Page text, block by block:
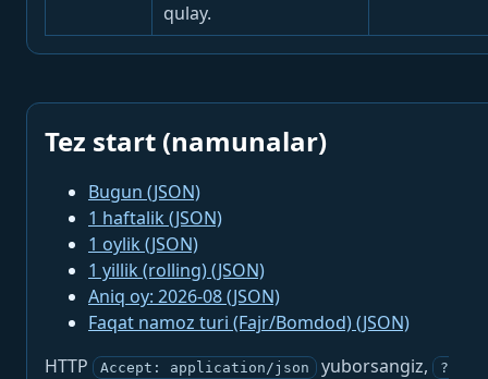
qulay.
Tez start (namunalar)
Bugun (JSON)
1 haftalik (JSON)
1 oylik (JSON)
1 yillik (rolling) (JSON)
Aniq oy: 2026-08 (JSON)
Faqat namoz turi (Fajr/Bomdod) (JSON)
HTTP
Accept: application/json yuborsangiz,
?